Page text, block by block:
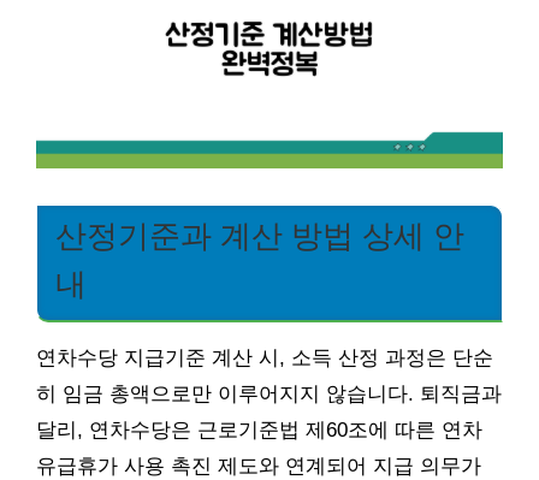
산정기준과 계산 방법 상세 안
내
연차수당 지급기준 계산 시, 소득 산정 과정은 단순
히 임금 총액으로만 이루어지지 않습니다. 퇴직금과
달리, 연차수당은 근로기준법 제60조에 따른 연차
유급휴가 사용 촉진 제도와 연계되어 지급 의무가